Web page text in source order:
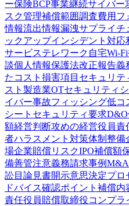
ー保険BCP事業継続サイバー
スク管理補償範囲調査費用 フ
情報流出情報漏洩サプライチ
ックアップインシデント対応
サービステレワーク 自宅Wi-Fi
談個人情報保護法改正報告義
たコスト 損害項目 セキュリテ
スト 製造業OTセキュリティ
イバー事故フィッシング低コ
シート セキュリティ要求
額経営判断攻めの経営役員責
者ハラスメント対策体制整備
場企業賠償リスクIPO補償額
備善管注意義務請求事例M&A
訟目論見書開示意思決定プロ
ドバイス確認ポイント 補償内
責任役員賠償取締役コンプラ